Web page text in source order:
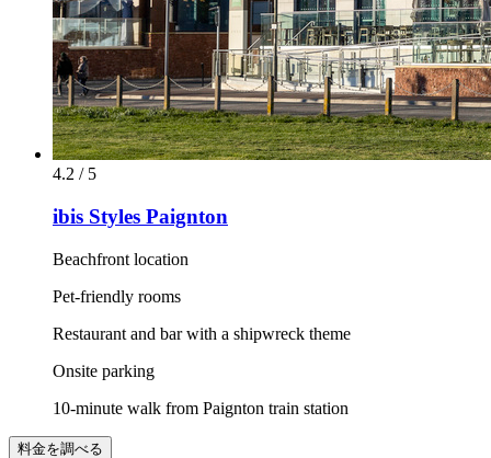
4.2 / 5
ibis Styles Paignton
Beachfront location
Pet-friendly rooms
Restaurant and bar with a shipwreck theme
Onsite parking
10-minute walk from Paignton train station
料金を調べる